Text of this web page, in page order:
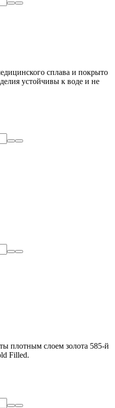
сплава и покрыто
устойчивы к воде и не
плотным слоем золота 585-й
Filled.